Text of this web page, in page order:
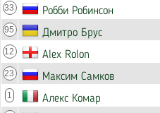
33 Робби Робинсон
95 Дмитро Брус
12 Alex Rolon
23 Максим Самков
1 Алекс Комар